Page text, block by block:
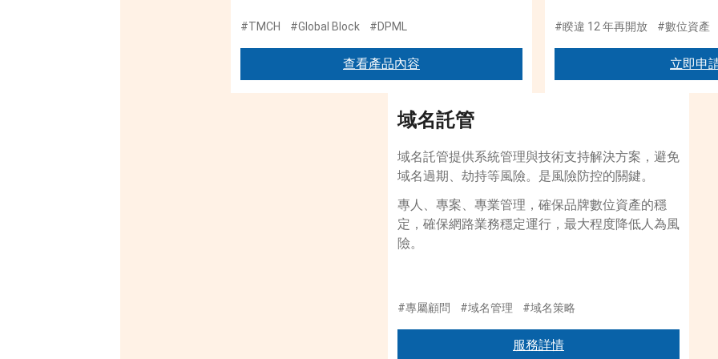
#TMCH #Global Block #DPML
查看產品內容
#睽違 12 年再開放 #數位資產
立即申
域名託管
域名託管提供系統管理與技術支持解決方案，避免
域名過期、劫持等風險。是風險防控的關鍵。
專人、專案、專業管理，確保品牌數位資產的穩
定，確保網路業務穩定運行，最大程度降低人為風
險。
#專屬顧問 #域名管理 #域名策略
服務詳情